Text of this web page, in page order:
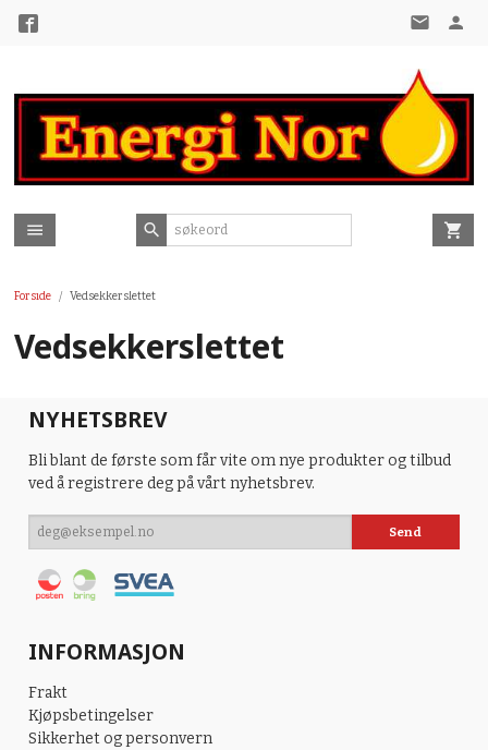
Forside Vedsekkerslettet
Vedsekkerslettet
NYHETSBREV
Bli blant de første som får vite om nye produkter og tilbud
ved å registrere deg på vårt nyhetsbrev.
INFORMASJON
Frakt
Kjøpsbetingelser
Sikkerhet og personvern